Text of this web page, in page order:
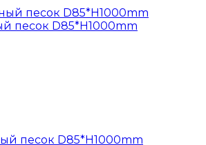
песок D85*H1000mm